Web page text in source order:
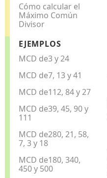
Cómo calcular el
Máximo Común
Divisor
EJEMPLOS
MCD de3 y 24
MCD de7, 13 y 41
MCD de112, 84 y 27
MCD de39, 45, 90 y
111
MCD de280, 21, 58,
7, 3 y 18
MCD de180, 340,
450 y 500